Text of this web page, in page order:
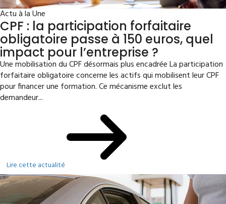
Actu à la Une
CPF : la participation forfaitaire
obligatoire passe à 150 euros, quel
impact pour l’entreprise ?
Une mobilisation du CPF désormais plus encadrée La participation
forfaitaire obligatoire concerne les actifs qui mobilisent leur CPF
pour financer une formation. Ce mécanisme exclut les
demandeur...
Lire cette actualité